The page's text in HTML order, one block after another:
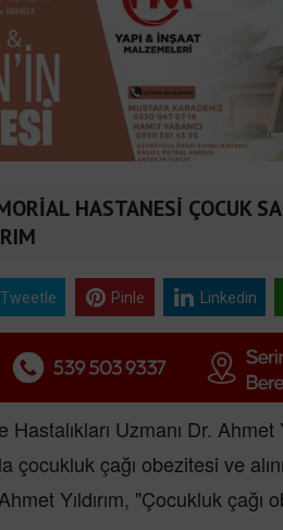
HASTANESİ ÇOCUK
Tweetle Pinle Linkedin
Hastalıkları Uzmanı Dr.
çocukluk çağı obezitesi ve
Yıldırım, "Çocukluk